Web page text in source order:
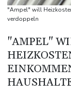
explodiert
42,2 Grad:
Tag gebrochen
"Ampel" will
verdoppeln
"AMPEL"